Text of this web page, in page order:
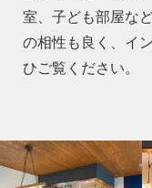
室、子ども部屋な
の相性も良く、イ
ひご覧ください。